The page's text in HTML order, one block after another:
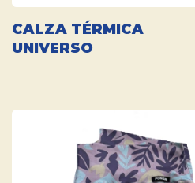
CALZA TÉRMICA
UNIVERSO